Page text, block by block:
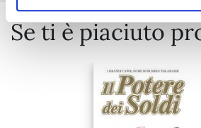
Se ti è piaciuto